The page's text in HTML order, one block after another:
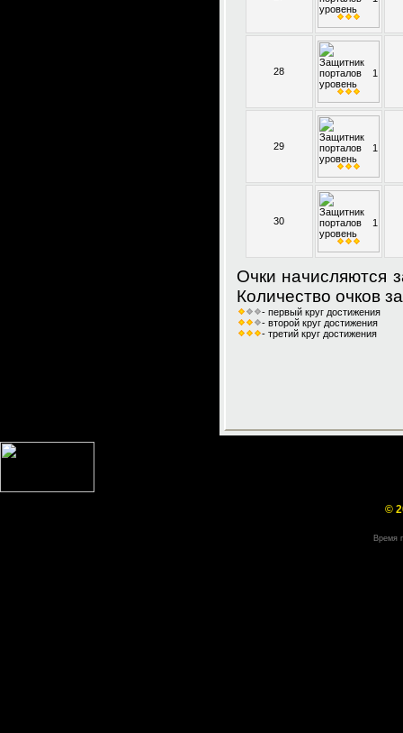
28
29
30
Очки начисляются
Количество очков
- первый круг достижения
- второй круг достижения
- третий круг достижения
©
Время